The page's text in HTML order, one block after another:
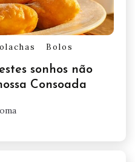
Bolos
sonhos não
Consoada